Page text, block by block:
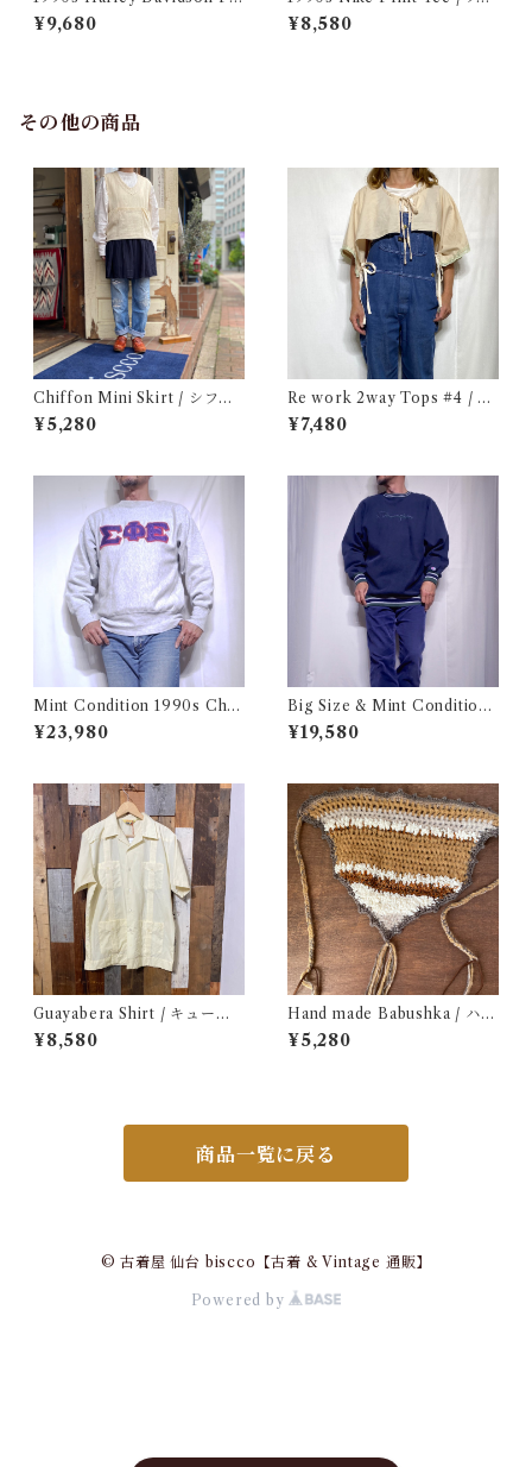
nt T-Shirt Made in USA / ハ
ーレー バイカー Tシャツ アメ
¥9,680
年代 ナイキ プリント Tシャツ
古着
¥8,580
その他の商品
Chiffon Mini Skirt / シフォ
ン ミニ スカート 古着
¥5,280
Re work 2way Tops #4 / リ
ワーク 2way トップス 古着
¥7,480
Mint Condition 1990s Cha
mpion Reverse Weave Size
L / チャンピオン リバースウ
¥23,980
Big Size & Mint Condition
!! 1990s Champion Reverse
Weave Navy Blue Size XXL
リブ ラッパー USA 古着
¥19,580
Guayabera Shirt / キューバ
シャツ 古着
¥8,580
Hand made Babushka / ハン
ドメイド バブーシュカ
¥5,280
商品一覧に戻る
© 古着屋 仙台 biscco【古着 & Vintage 通販】
Powered by